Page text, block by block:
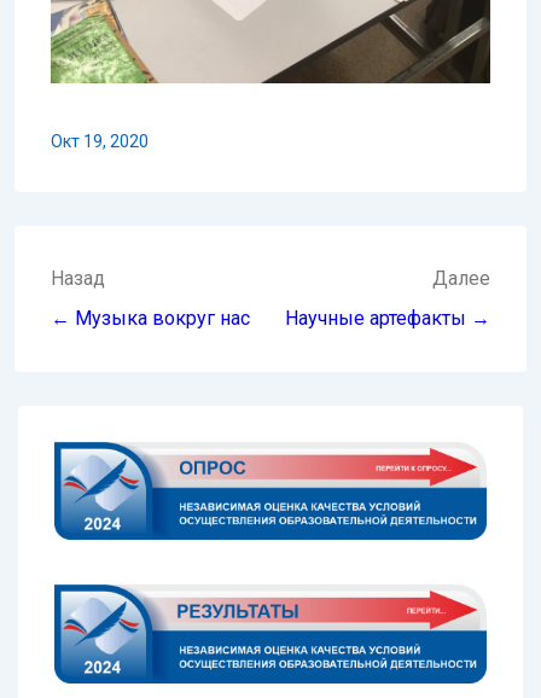
Окт 19, 2020
Навигация
по
Назад
← Музыка вокруг нас
Далее
Научные артефакты →